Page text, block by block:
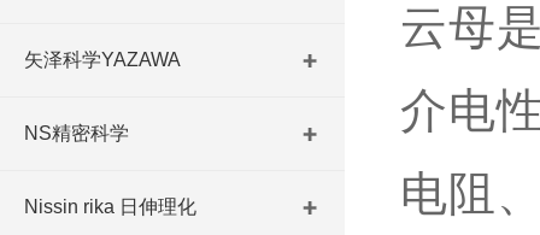
云母
介电
电阻
矢泽科学YAZAWA
NS精密科学
Nissin rika 日伸理化